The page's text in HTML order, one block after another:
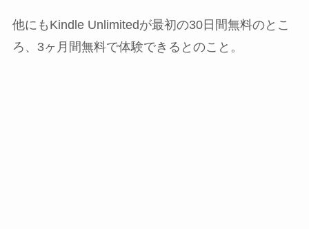
他にもKindle Unlimitedが最初の30日間無料のとこ
ろ、3ヶ月間無料で体験できるとのこと。